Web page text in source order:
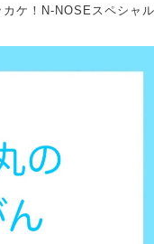
ケ！N-NOSEスペシャル